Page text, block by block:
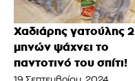
Χαδιάρης γατούλης 2
μηνών ψάχνει το
παντοτινό του σπίτι!